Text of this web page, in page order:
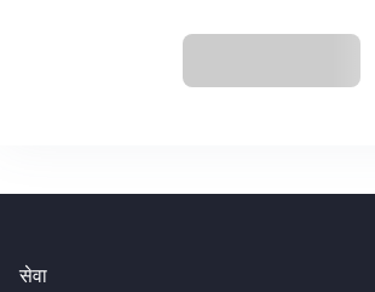
सेवा